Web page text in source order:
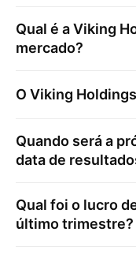
Qual é aViking
mercado?
O Viking
Quando será a
data de
Qual foi o lucro
último trimestre?